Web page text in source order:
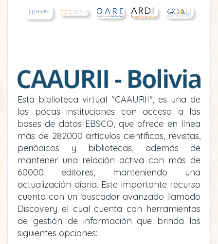
Esta biblioteca virtual "CAAURII", es una de
las pocas instituciones con acceso a las
bases de datos EBSCO, que ofrece en línea
más de 282000 artículos científicos, revistas,
periódicos y bibliotecas, además de
mantener una relación activa con más de
60000 editores, manteniendo una
actualización diaria. Este importante recurso
cuenta con un buscador avanzado llamado
Discovery el cual cuenta con herramientas
de gestión de información que brinda las
siguientes opciones: